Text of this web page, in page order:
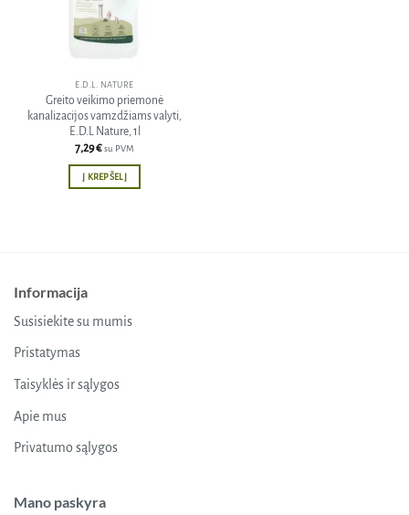
E.D.L. NATURE
Greito veikimo priemonė
kanalizacijos vamzdžiams valyti,
E.D.L Nature, 1l
7,29€su PVM
Į KREPŠELĮ
Informacija
Susisiekite su mumis
Pristatymas
Taisyklės ir sąlygos
Apie mus
Privatumo sąlygos
Mano paskyra